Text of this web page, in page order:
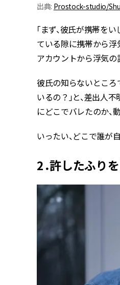
出典: Prostock-studio/
「まず、彼氏が携帯を
ている隙に携帯から浮
アカウントから浮気の
彼氏の知らないところ
いるの？」と、差出人
にどこでバレたのか、
いったい、どこで誰が
2．許したふり